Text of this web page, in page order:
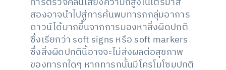
สองอาจนำไปสู่การค้นพบทารกกลุ่มอาการ
ดาวน์ได้มากขึ้นจากการมองหาสิ่งผิดปกติ
ซึ่งเรียกว่า soft signs หรือ soft markers
ซึ่งสิ่งผิดปกตินี้อาจจะไม่ส่งผลต่อสุขภาพ
ของทารกใดๆ หากทารกนั้นมีโครโมโซมปกติ